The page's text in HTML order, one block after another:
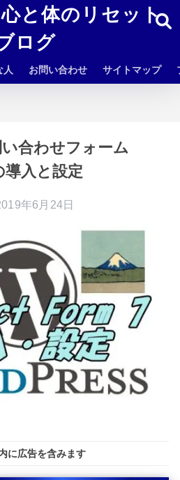
と体のリセット
ログ
人 お問い合わせ サイトマップ
合わせフォーム
入と設定
年6月24日
に広告を含みます